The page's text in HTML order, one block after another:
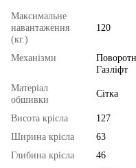
Максимальне
навантаження
(кг.)
120
Механізми
Газліфт
Матеріал
обшивки
Сітка
Висота крісла
127
Ширина крісла
63
Глибина крісла
46